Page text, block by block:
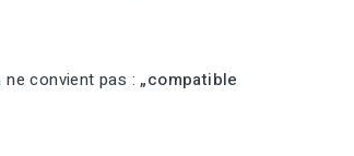
ne convient pas :„compatible